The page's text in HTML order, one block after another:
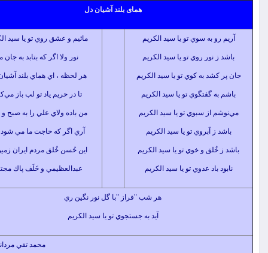
همای بلند آشیان دل
به سوي تو يا سيد الكريم
نور روي تو يا سيد الكريم
به كوي تو يا سيد الكريم
گفتگوي تو يا سيد الكريم
از سبوي تو يا سيد الكريم
ز آبروي تو يا سيد الكريم
خُلق و خوي تو يا سيد الكريم
باد عدوي تو يا سيد الكريم
مائيم و عشق روي تو يا سيد الكريم
نور ولا اگر كه بتابد به جان ما
هر لحظه ، اي هماي بلند آشيان دل
تا در حريم ياد تو لب باز مي‌كنم
من باده ولاي علي را به صبح و شام
آري اگر كه حاجت ما مي شود روا
اين حُسن خُلق مردم ايران زمين ما
عبدالعظيمي و خَلَف پاك مجتبي
هر شب "فراز "با گل نور نگين ري
آيد به جستجوي تو يا سيد الكريم
محمد تقي مرداني "فراز"